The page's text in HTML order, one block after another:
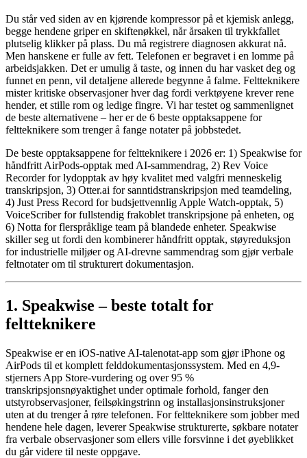
Du står ved siden av en kjørende kompressor på et kjemisk anlegg,
begge hendene griper en skiftenøkkel, når årsaken til trykkfallet
plutselig klikker på plass. Du må registrere diagnosen akkurat nå.
Men hanskene er fulle av fett. Telefonen er begravet i en lomme på
arbeidsjakken. Det er umulig å taste, og innen du har vasket deg og
funnet en penn, vil detaljene allerede begynne å falme. Feltteknikere
mister kritiske observasjoner hver dag fordi verktøyene krever rene
hender, et stille rom og ledige fingre. Vi har testet og sammenlignet
de beste alternativene – her er de 6 beste opptaksappene for
feltteknikere som trenger å fange notater på jobbstedet.
De beste opptaksappene for feltteknikere i 2026 er: 1) Speakwise for
håndfritt AirPods-opptak med AI-sammendrag, 2) Rev Voice
Recorder for lydopptak av høy kvalitet med valgfri menneskelig
transkripsjon, 3) Otter.ai for sanntidstranskripsjon med teamdeling,
4) Just Press Record for budsjettvennlig Apple Watch-opptak, 5)
VoiceScriber for fullstendig frakoblet transkripsjone på enheten, og
6) Notta for flerspråklige team på blandede enheter. Speakwise
skiller seg ut fordi den kombinerer håndfritt opptak, støyreduksjon
for industrielle miljøer og AI-drevne sammendrag som gjør verbale
feltnotater om til strukturert dokumentasjon.
1. Speakwise – beste totalt for
feltteknikere
Speakwise er en iOS-native AI-talenotat-app som gjør iPhone og
AirPods til et komplett felddokumentasjonssystem. Med en 4,9-
stjerners App Store-vurdering og over 95 %
transkripsjonsnøyaktighet under optimale forhold, fanger den
utstyrobservasjoner, feilsøkingstrinn og installasjonsinstruksjoner
uten at du trenger å røre telefonen. For feltteknikere som jobber med
hendene hele dagen, leverer Speakwise strukturerte, søkbare notater
fra verbale observasjoner som ellers ville forsvinne i det øyeblikket
du går videre til neste oppgave.